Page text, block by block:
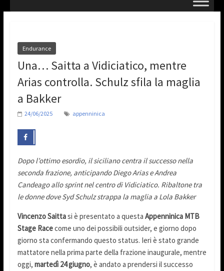
Endurance
Una… Saitta a Vidiciatico, mentre
Arias controlla. Schulz sfila la maglia
a Bakker
24/06/2025 appenninica
Dopo l’ottimo esordio, il siciliano centra il successo nella
seconda frazione, anticipando Diego Arias e Andrea
Candeago allo sprint nel centro di Vidiciatico. Ribaltone tra
le donne dove Syd Schulz strappa la maglia a Lola Bakker
Vincenzo Saittasi è presentato a questa Appenninica MTB
Stage Racecome uno dei possibili outsider, e giorno dopo
giorno sta confermando questo status. Ieri è stato grande
mattatore nella prima parte della frazione inaugurale, mentre
oggi, martedì 24 giugno, è andato a prendersi il successo